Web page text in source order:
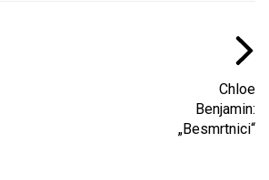
Chloe
Benjamin:
„Besmrtnici“